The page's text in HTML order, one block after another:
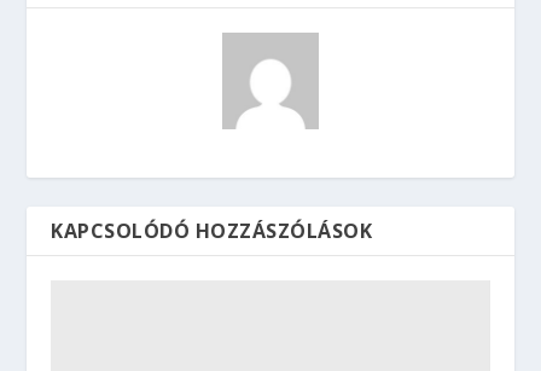
KAPCSOLÓDÓ HOZZÁSZÓLÁSOK